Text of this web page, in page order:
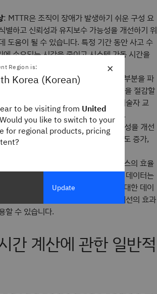
: MTTR은 조직이 장애가 발생하기 쉬운 구성 요
별하고 신뢰성과 유지보수 가능성을 개선하기 위
도움이 될 수 있습니다. 특정 기간 동안 사고 수
에 소요되는 시간을 줄이고 시스템 가동 시간을
은 MTTR을 추적하고 개선이 필요한 부분을 파
로세스의 효율성을 개선하여 수리 비용을 절감할
는 수리 절차 간소화, 신기술에 대한 기술자 교
의 필요성 감소가 포함될 수 있습니다.
직은 중단 시간을 줄이고 시스템 안정성을 개선
도를 높일 수 있습니다. 이는 고객 충성도 증가,
입소문 추천으로 이어질 수 있습니다.
지원
: MTTR은 조직에 수리 프로세스의 효율
데이터 기반 메트릭을 제공합니다. 이 데이터는
을 파악하고, 장비 유지보수 및 교체에 대한 데이
내리며, 시간 경과에 따른 프로세스 개선의 효과
할 수 있습니다.
간 계산에 관한 일반적
×
Region is:
Korea (Korean)
to be visiting from United
you like to switch to your
for regional products, pricing
Update